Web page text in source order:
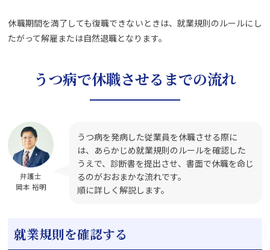
休職期間を満了しても復職できないときは、就業規則のルールにし
たがって解雇または自然退職となります。
うつ病で休職させるまでの流れ
弁護士
岡本 裕明
うつ病を発病した従業員を休職させる際に
は、あらかじめ就業規則のルールを確認した
うえで、診断書を提出させ、書面で休職を命じ
るのがおおまかな流れです。
順に詳しく解説します。
就業規則を確認する